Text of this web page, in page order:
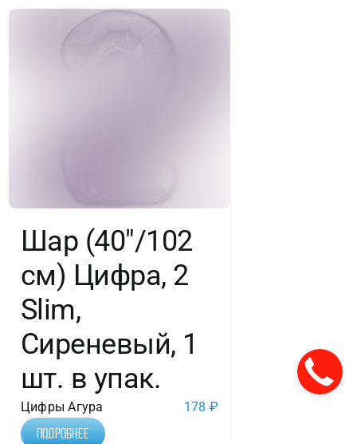
Шар (40″/102
см) Цифра, 2
Slim,
Сиреневый, 1
шт. в упак.
Цифры Агура 178 ₽
Подробнее